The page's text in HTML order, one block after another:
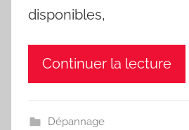
disponibles,
Continuer la lecture
Dépannage